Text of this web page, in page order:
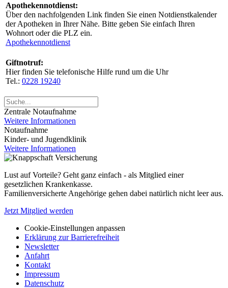
Apothekennotdienst:
Über den nachfolgenden Link finden Sie einen Notdienstkalender
der Apotheken in Ihrer Nähe. Bitte geben Sie einfach Ihren
Wohnort oder die PLZ ein.
Apothekennotdienst
Giftnotruf:
Hier finden Sie telefonische Hilfe rund um die Uhr
Tel.: 0228 19240
Zentrale Notaufnahme
Weitere Informationen
Notaufnahme
Kinder- und Jugendklinik
Weitere Informationen
Lust auf Vorteile? Geht ganz einfach - als Mitglied einer
gesetzlichen Krankenkasse.
Familienversicherte Angehörige gehen dabei natürlich nicht leer aus.
Jetzt Mitglied werden
Cookie-Einstellungen anpassen
Erklärung zur Barrierefreiheit
Newsletter
Anfahrt
Kontakt
Impressum
Datenschutz